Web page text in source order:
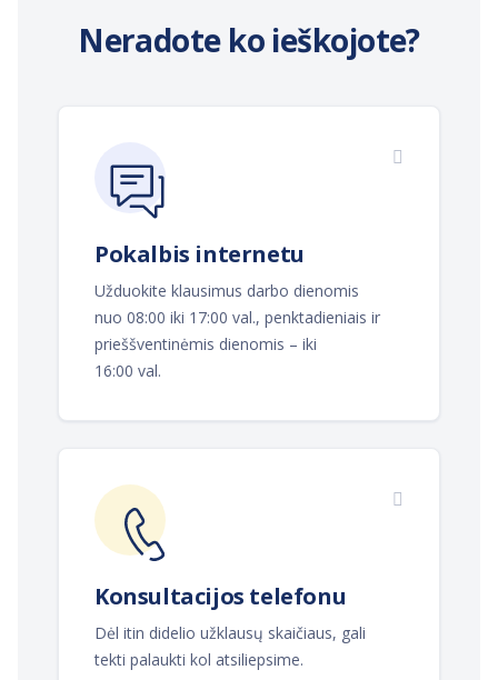
Neradote ko ieškojote?
Pokalbis internetu
Užduokite klausimus darbo dienomis
nuo 08:00 iki 17:00 val., penktadieniais ir
prieššventinėmis dienomis – iki
16:00 val.
Konsultacijos telefonu
Dėl itin didelio užklausų skaičiaus, gali
tekti palaukti kol atsiliepsime.